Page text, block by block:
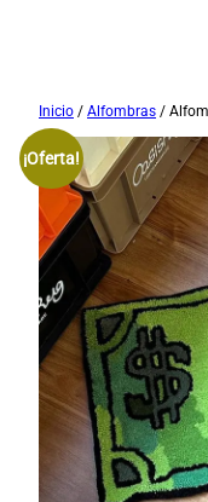
Saltar
al
contenido
Inicio / Alfombras /
¡Oferta!